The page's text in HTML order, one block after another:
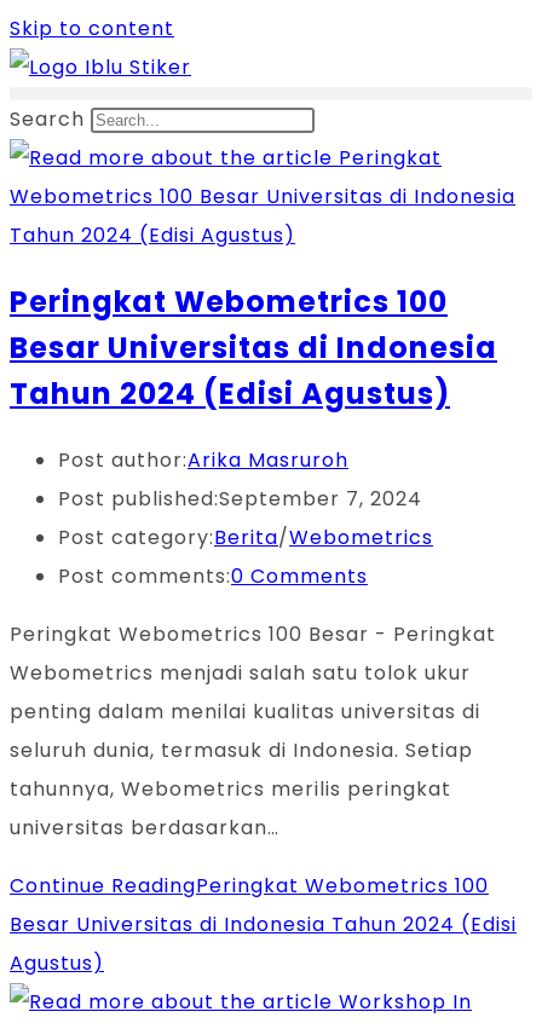
Skip to content
Search
Peringkat Webometrics 100
Besar Universitas di Indonesia
Tahun 2024 (Edisi Agustus)
Post author:Arika Masruroh
Post published:September 7, 2024
Post category:Berita/Webometrics
Post comments:0 Comments
Peringkat Webometrics 100 Besar - Peringkat
Webometrics menjadi salah satu tolok ukur
penting dalam menilai kualitas universitas di
seluruh dunia, termasuk di Indonesia. Setiap
tahunnya, Webometrics merilis peringkat
universitas berdasarkan…
Continue ReadingPeringkat Webometrics 100
Besar Universitas di Indonesia Tahun 2024 (Edisi
Agustus)